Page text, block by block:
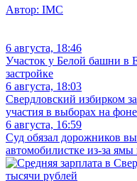
Автор: IMC
6 августа, 18:46
Участок у Белой башни в
застройке
6 августа, 18:03
Свердловский избирком
участия в выборах на
6 августа, 16:59
Суд обязал дорожников
автомобилистке из-за ямы